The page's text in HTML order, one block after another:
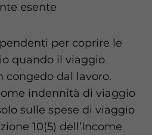
esente
per coprire le
quando il viaggio
congedo dal lavoro.
indennità di viaggio
sulle spese di viaggio
10(5) dell’Income